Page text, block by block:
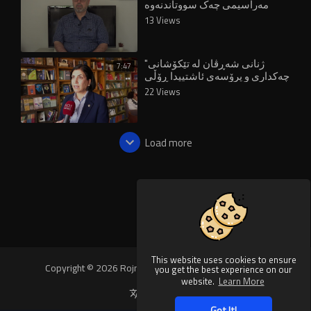
This website uses cookies to ensure
you get the best experience on our
website. Learn More
مەراسیمی چەک سووتاندنەوە
13 Views
7:47 "ژنانی شەڕڤان لە تێکۆشانی
چەکداری و پرۆسەی ئاشتییدا ڕۆڵی
22 Views
Load more
Copyright © 2026 Rojnews Video. All rights reserved.
Language